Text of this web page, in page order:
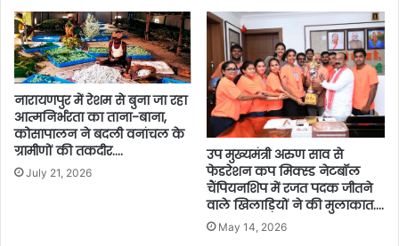
नारायणपुर में रेशम से बुना जा रहा
आत्मनिर्भरता का ताना-बाना,
कोसापालन ने बदली वनांचल के
ग्रामीणों की तकदीर….
July 21, 2026
उप मुख्यमंत्री अरुण साव से
फेडरेशन कप मिक्स्ड नेटबॉल
चैंपियनशिप में रजत पदक जीतने
वाले खिलाड़ियों ने की मुलाकात….
May 14, 2026